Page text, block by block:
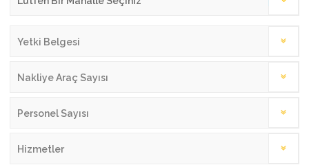
Yetki Belgesi
Nakliye Araç Sayısı
Personel Sayısı
Hizmetler